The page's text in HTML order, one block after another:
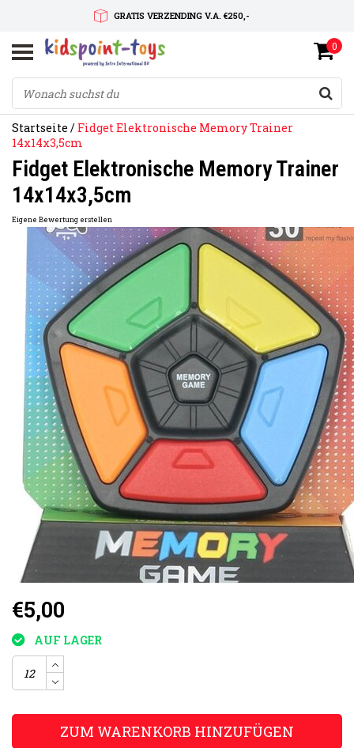
GRATIS VERZENDING V.A. €250,-
SNELLE LEVERTIJD
SERVICE OP MAAT
0
Startseite / Fidget Elektronische Memory Trainer
14x14x3,5cm
Fidget Elektronische Memory Trainer
14x14x3,5cm
Eigene Bewertung erstellen
€5,00
AUF LAGER
ZUM WARENKORB HINZUFÜGEN